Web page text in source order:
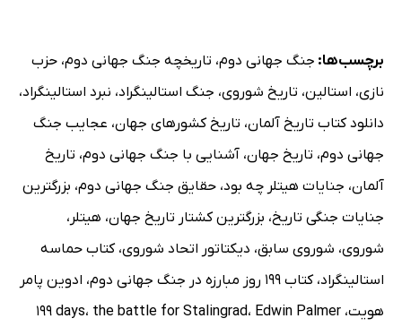
برچسب‌ها: جنگ جهانی دوم، تاریخچه جنگ جهانی دوم، حزب
نازی، استالین، تاریخ شوروی، جنگ استالینگراد، نبرد استالینگراد،
دانلود کتاب تاریخ آلمان، تاریخ کشورهای جهان، عجایب جنگ
جهانی دوم، تاریخ جهان، آشنایی با جنگ جهانی دوم، تاریخ
آلمان، جنایات هیتلر چه بود، حقایق جنگ جهانی دوم، بزرگترین
جنایات جنگی تاریخ، بزرگترین کشتار تاریخ جهان، هیتلر ،
شوروی، شوروی سابق، دیکتاتور اتحاد شوروی،کتاب حماسه
استالینگراد،کتاب 199 روز مبارزه در جنگ جهانی دوم ، ادوین پامر
هویت، ‭199 days، the battle for Stalingrad، Edwin Palmer